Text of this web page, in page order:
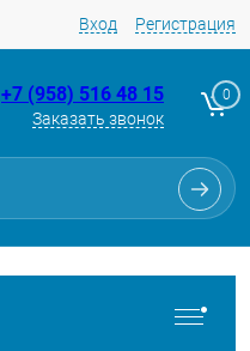
Вход Регистрация
+7 (958) 516 48 15
Заказать звонок
0